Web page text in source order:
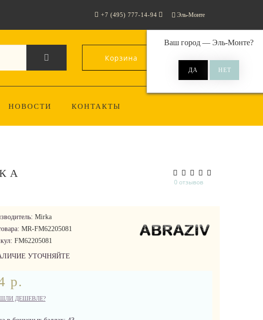
Эль-Монте
Ваш город — Эль-Монте?
+7 (495) 777-14-94
Корзина 0
НОВОСТИ КОНТАКТЫ
0 отзывов
Mirka
MR-FM62205081
FM62205081
УТОЧНЯЙТЕ
р.
ДЕШЕВЛЕ?